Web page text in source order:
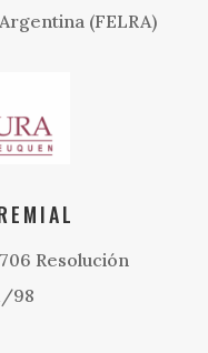
(FELRA)
Resolución
98